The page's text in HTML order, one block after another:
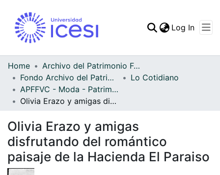
Statistics
Log In
Home
Archivo del Patrimonio Fotográfico y Fílmico del Valle del Cauca
Fondo Archivo del Patrimonio Fotográfico y Fílmico del Valle del Cauca
Lo Cotidiano
APFFVC - Moda - Patrimonial
Olivia Erazo y amigas disfrutando del romántico paisaje de la Hacienda El Paraiso
Olivia Erazo y amigas
disfrutando del romántico
paisaje de la Hacienda El Paraiso